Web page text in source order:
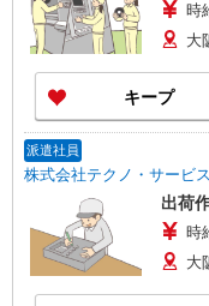
時
大
キープ
派遣社員
株式会社テクノ・サービ
出荷
時
大